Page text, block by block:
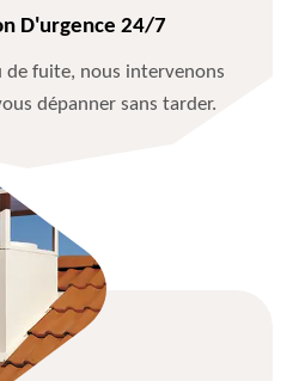
D'urgence 24/7
de fuite, nous intervenons
dépanner sans tarder.